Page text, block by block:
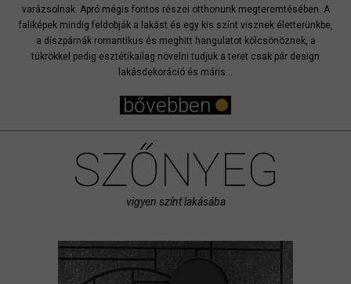
varázsolnak. Apró mégis fontos részei otthonunk megteremtésében. A
faliképek mindig feldobják a lakást és egy kis színt visznek életterünkbe,
a díszpárnák romantikus és meghitt hangulatot kölcsönöznek, a
tükrökkel pedig esztétikailag növelni tudjuk a teret csak pár design
lakásdekoráció és máris...
bővebben
SZŐNYEG
vigyen színt lakásába